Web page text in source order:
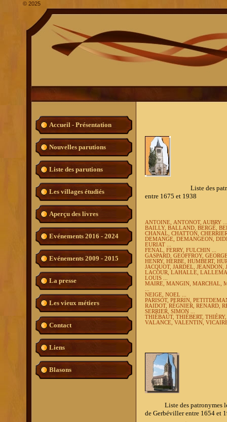
Accueil - Présentation
Nouvelles parutions
Liste des parutions
Les villages étudiés
Aperçu des livres
Evénements 2016 - 2024
Evénements 2009 - 2015
La presse
Les vieux métiers
Contact
Liens
Blasons
Liste des patronymes
entre 1675 et 1938
ANTOINE, ANTONOT, AUBRY ...
BAILLY, BALLAND, BERGÉ,
CHANAL, CHATTON,
DEMANGE, DEMANGEON,
EURIAT ...
FENAL, FERRY, FULCHIN ...
GASPARD, GEOFFROY,
HENRY, HERBE, HUMBERT,
JACQUOT, JARDEL, JEANDON,
LACOUR, LAHALLE,
LOUIS ...
MAIRE, MANGIN, MARCHAL,
...
NEIGE, NOEL ...
PARISOT, PERRIN,
RAIDOT, RÉGNIER, RENARD,
SERRIER, SIMON ...
THIÉBAUT, THIÉBERT,
VALANCE, VALENTIN,
Liste des patronymes les
de Gerbéviller entre 1654 et
© 2025